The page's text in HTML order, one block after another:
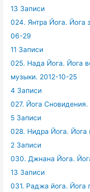
13 Записи
024. Янтра Йога. Йога
06-29
11 Записи
025. Нада Йога. Йога
музыки. 2012-10-25
4 Записи
027. Йога
5 Записи
028. Нидра Йога. Йога
2 Записи
030. Джнана Йога.
13 Записи
031. Раджа йога. Йога